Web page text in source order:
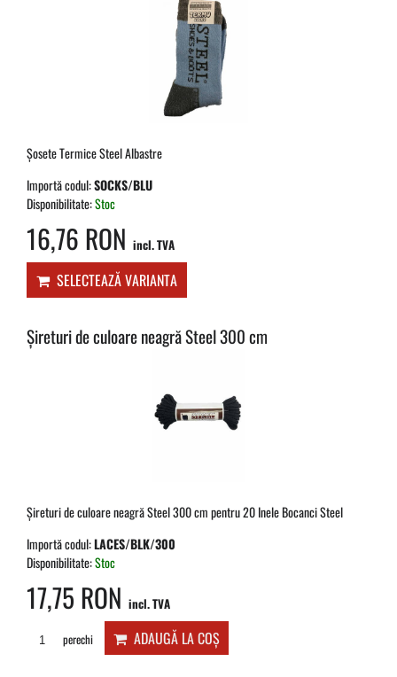
Șosete Termice Steel Albastre
Importă codul:SOCKS/BLU
Disponibilitate:Stoc
16,76 RON incl. TVA
SELECTEAZĂ VARIANTA
Șireturi de culoare neagră Steel 300 cm
Șireturi de culoare neagră Steel 300 cm pentru 20 Inele Bocanci Steel
Importă codul:LACES/BLK/300
Disponibilitate:Stoc
17,75 RON incl. TVA
perechi ADAUGĂ LA COȘ